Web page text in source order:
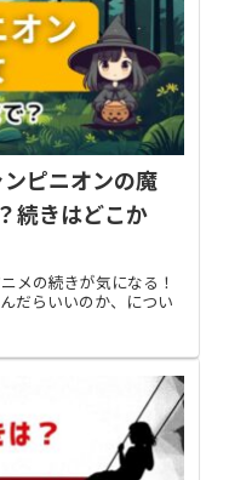
ピニオンの魔
続きはどこか
メの続きが気になる！
だらいいのか、につい